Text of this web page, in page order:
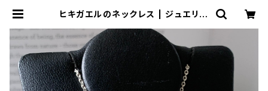
ヒキガエルのネックレス | ジュエリー